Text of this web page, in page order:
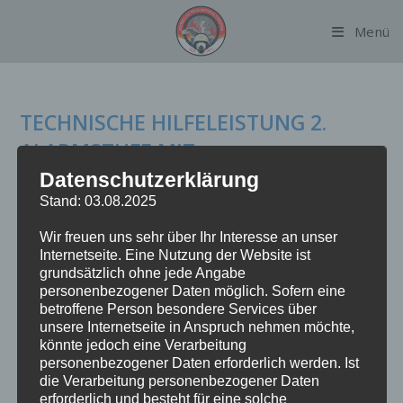
Menü
TECHNISCHE HILFELEISTUNG 2.
ALARMSTUFE MIT
GEFAHRSTOFFAUSTRITT
WeiterlesenTECHNISCHE
HILFELEISTUNG
2.
ALARMSTUFE
MIT
GEFAHRSTOFFAUSTRITT
Datenschutzerklärung
Stand: 03.08.2025
Wir freuen uns sehr über Ihr Interesse an unser
Internetseite. Eine Nutzung der Website ist
grundsätzlich ohne jede Angabe
personenbezogener Daten möglich. Sofern eine
betroffene Person besondere Services über
unsere Internetseite in Anspruch nehmen möchte,
könnte jedoch eine Verarbeitung
personenbezogener Daten erforderlich werden. Ist
die Verarbeitung personenbezogener Daten
erforderlich und besteht für eine solche